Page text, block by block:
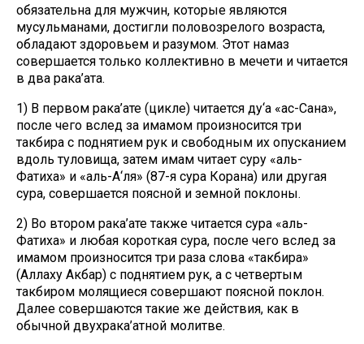
обязательна для мужчин, которые являются
мусульманами, достигли половозрелого возраста,
обладают здоровьем и разумом. Этот намаз
совершается только коллективно в мечети и читается
в два рака’ата.
1) В первом рака’ате (цикле) читается ду‘а «ас-Сана»,
после чего вслед за имамом произносится три
такбира с поднятием рук и свободным их опусканием
вдоль туловища, затем имам читает суру «аль-
Фатиха» и «аль-А‘ля» (87-я сура Корана) или другая
сура, совершается поясной и земной поклоны.
2) Во втором рака’ате также читается сура «аль-
Фатиха» и любая короткая сура, после чего вслед за
имамом произносится три раза слова «такбира»
(Аллаху Акбар) с поднятием рук, а с четвертым
такбиром молящиеся совершают поясной поклон.
Далее совершаются такие же действия, как в
обычной двухрака’атной молитве.